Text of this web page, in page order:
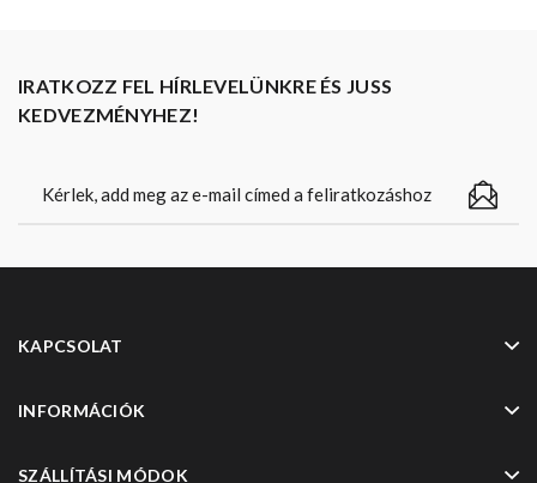
IRATKOZZ FEL HÍRLEVELÜNKRE ÉS JUSS
KEDVEZMÉNYHEZ!
KAPCSOLAT
INFORMÁCIÓK
SZÁLLÍTÁSI MÓDOK